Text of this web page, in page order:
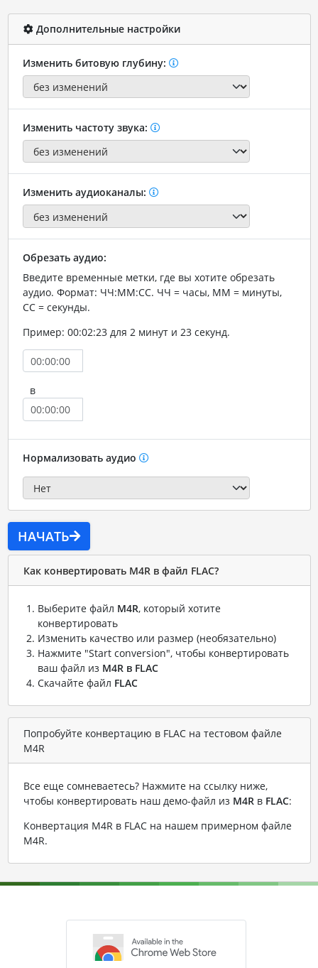
Дополнительные настройки
Изменить битовую глубину:
Изменить частоту звука:
Изменить аудиоканалы:
Обрезать аудио:
Введите временные метки, где вы хотите обрезать
аудио. Формат: ЧЧ:ММ:СС. ЧЧ = часы, ММ = минуты,
СС = секунды.
Пример: 00:02:23 для 2 минут и 23 секунд.
в
Нормализовать аудио
НАЧАТЬ
Как конвертировать M4R в файл FLAC?
Выберите файл M4R, который хотите
конвертировать
Изменить качество или размер (необязательно)
Нажмите "Start conversion", чтобы конвертировать
ваш файл из M4R в FLAC
Скачайте файл FLAC
Попробуйте конвертацию в FLAC на тестовом файле
M4R
Все еще сомневаетесь? Нажмите на ссылку ниже,
чтобы конвертировать наш демо-файл из M4Rв FLAC:
Конвертация M4R в FLAC на нашем примерном файле
M4R.